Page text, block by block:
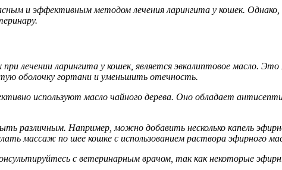
и эффективным методом лечения ларингита у кошек.
лечении ларингита у кошек, является эвкалиптовое масло.
оболочку гортани и уменьшить отечность.
используют масло чайного дерева. Оно обладает
различным. Например, можно добавить несколько капель
массаж по шее кошке с использованием раствора эфирного
с ветеринарным врачом, так как некоторые